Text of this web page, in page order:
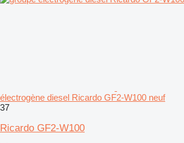
électrogène diesel Ricardo GF2-W100 neuf
37
Ricardo GF2-W100